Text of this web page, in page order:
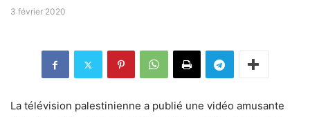
3 février 2020
La télévision palestinienne a publié une vidéo amusante